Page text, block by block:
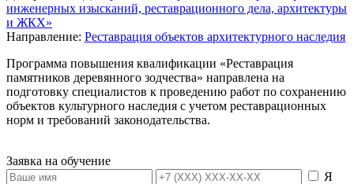
инженерных изысканий, реставрационного дела, архитектуры
и ЖКХ»
Направление: Реставрация объектов архитектурного наследия
Программа повышения квалификации «Реставрация
памятников деревянного зодчества» направлена на
подготовку специалистов к проведению работ по сохранению
объектов культурного наследия с учетом реставрационных
норм и требований законодательства.
Заявка на обучение
Я